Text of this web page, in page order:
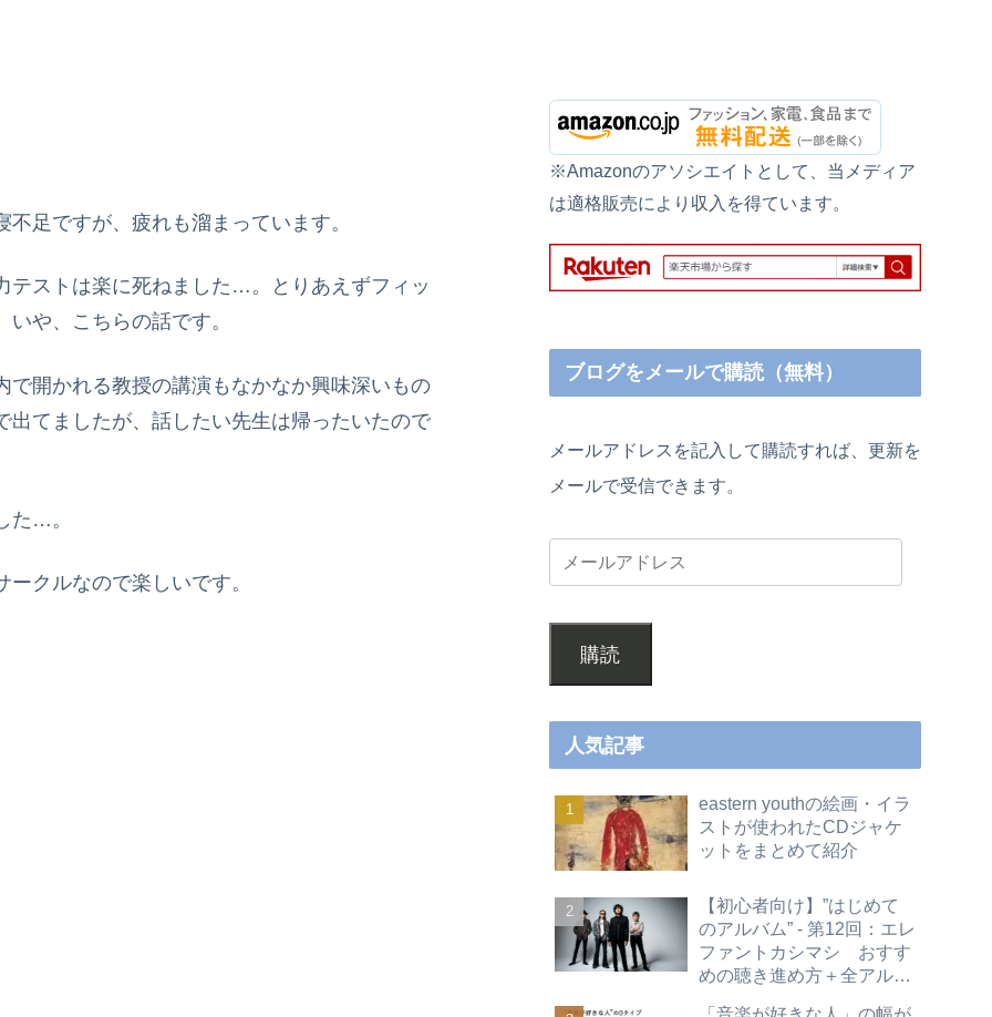
足ですが、疲れも溜まっています。
テストは楽に死ねました…。とりあえずフィッ
や、こちらの話です。
開かれる教授の講演もなかなか興味深いもの
てましたが、話したい先生は帰ったいたので
た…。
クルなので楽しいです。
※Amazonのアソシエイトとして、当メディア
は適格販売により収入を得ています。
ブログをメールで購読（無料）
メールアドレスを記入して購読すれば、更新を
メールで受信できます。
購読
人気記事
eastern youthの絵画・イラ
ストが使われたCDジャケ
ットをまとめて紹介
【初心者向け】”はじめて
のアルバム” - 第12回：エレ
ファントカシマシ おすす
めの聴き進め方＋全アルバ